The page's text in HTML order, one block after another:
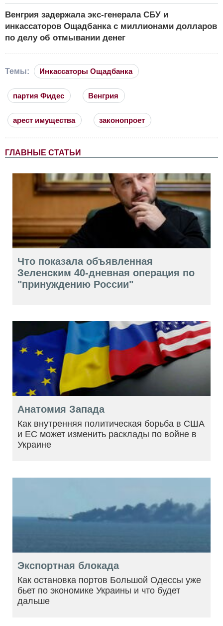
Венгрия задержала экс-генерала СБУ и
инкассаторов Ощадбанка с миллионами долларов
по делу об отмывании денег
Темы: Инкассаторы Ощадбанка
партия Фидес Венгрия
арест имущества законопроет
ГЛАВНЫЕ СТАТЬИ
Что показала объявленная
Зеленским 40-дневная операция по
"принуждению России"
Анатомия Запада
Как внутренняя политическая борьба в США
и ЕС может изменить расклады по войне в
Украине
Экспортная блокада
Как остановка портов Большой Одессы уже
бьет по экономике Украины и что будет
дальше